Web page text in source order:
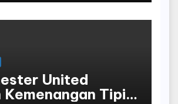
United
Kemenangan Tipis